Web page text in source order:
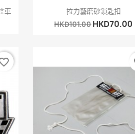
車 快速查看
拉力藝磨砂鎖匙扣
HKD101.00HKD70.00